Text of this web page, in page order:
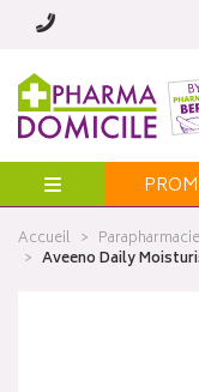
Menu
Accueil
Parapharmacie
Aveeno Daily